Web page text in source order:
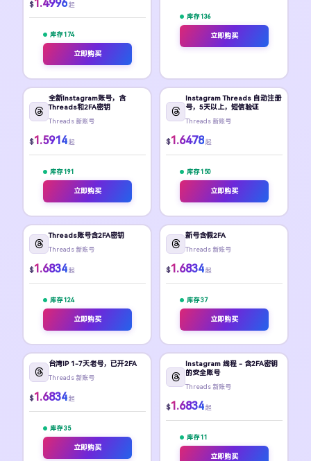
$1.4996 起
库存 174
立即购买
库存 136
立即购买
全新Instagram账号，含
Threads和2FA密钥
Threads 新账号
$1.5914 起
库存 191
立即购买
Instagram Threads 自动注册
号，5天以上，短信验证
Threads 新账号
$1.6478 起
库存 150
立即购买
Threads账号含2FA密钥
Threads 新账号
$1.6834 起
库存 124
立即购买
新号含假2FA
Threads 新账号
$1.6834 起
库存 37
立即购买
台湾IP 1-7天老号，已开2FA
Threads 新账号
$1.6834 起
库存 35
立即购买
Instagram 线程 - 含2FA密钥
的安全账号
Threads 新账号
$1.6834 起
库存 11
立即购买